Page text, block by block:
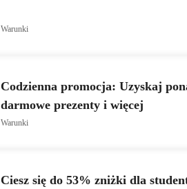
Warunki
Codzienna promocja: Uzyskaj
darmowe prezenty i więcej
Warunki
Ciesz się do 53% zniżki dla